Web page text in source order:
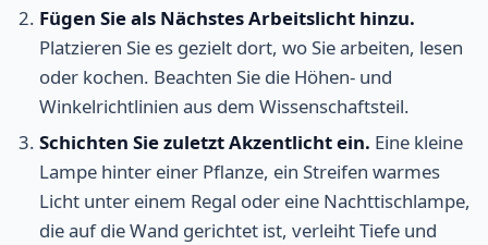
Fügen Sie als Nächstes Arbeitslicht hinzu.
Platzieren Sie es gezielt dort, wo Sie arbeiten, lesen
oder kochen. Beachten Sie die Höhen- und
Winkelrichtlinien aus dem Wissenschaftsteil.
Schichten Sie zuletzt Akzentlicht ein. Eine kleine
Lampe hinter einer Pflanze, ein Streifen warmes
Licht unter einem Regal oder eine Nachttischlampe,
die auf die Wand gerichtet ist, verleiht Tiefe und